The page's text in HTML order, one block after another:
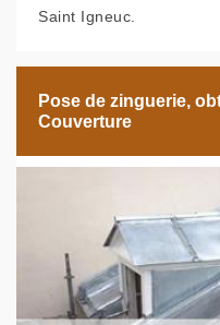
Saint Igneuc.
Pose de zinguerie,
Couverture